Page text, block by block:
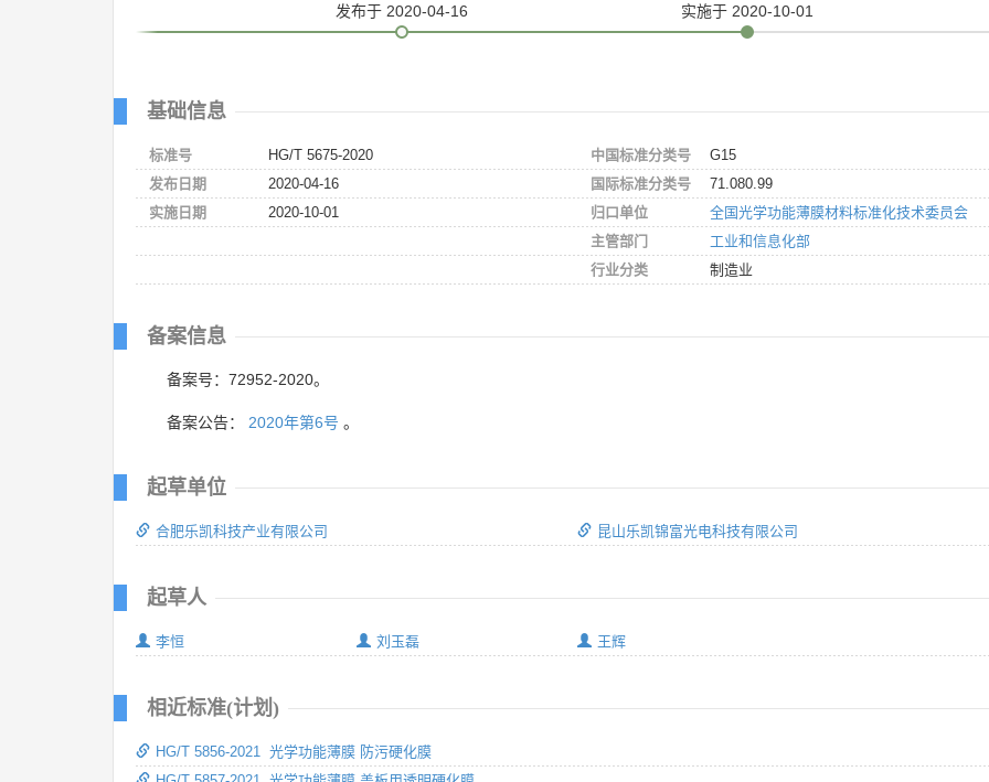
发布于 2020-04-16 实施于 2020-10-01
基础信息
标准号
HG/T 5675-2020
发布日期
2020-04-16
实施日期
2020-10-01
中国标准分类号
G15
国际标准分类号
71.080.99
归口单位
全国光学功能薄膜材料标准化技术委员会
主管部门
工业和信息化部
行业分类
制造业
备案信息
备案号：72952-2020。
备案公告： 2020年第6号 。
起草单位
合肥乐凯科技产业有限公司 昆山乐凯锦富光电科技有限公司
起草人
李恒 刘玉磊 王辉
相近标准(计划)
HG/T 5856-2021 光学功能薄膜 防污硬化膜